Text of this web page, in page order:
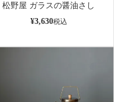
松野屋 ガラスの醤油さし
¥3,630税込